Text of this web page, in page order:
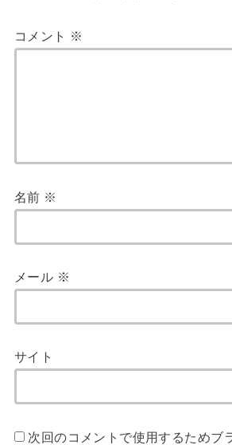
コメント ※
名前 ※
メール ※
サイト
次回のコメントで使用するためブ